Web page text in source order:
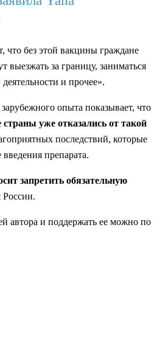
что без этой вакцины граждане
выезжать за границу, заниматься
и прочее».
опыта показывает, что
страны уже отказались от такой
последствий, которые
препарата.
запретить обязательную
России.
автора и поддержать ее можно по